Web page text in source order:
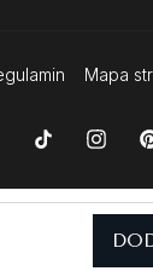
Mapa